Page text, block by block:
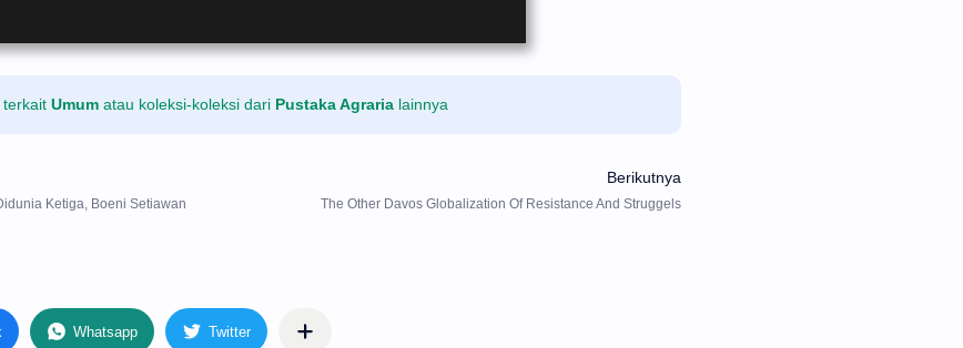
terkait Umumatau koleksi-koleksi dari Pustaka Agrarialainnya